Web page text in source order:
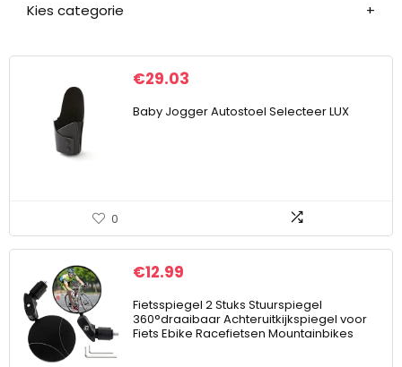
Kies categorie
€29.03
Baby Jogger Autostoel Selecteer LUX
0
€12.99
Fietsspiegel 2 Stuks Stuurspiegel
360°draaibaar Achteruitkijkspiegel voor
Fiets Ebike Racefietsen Mountainbikes